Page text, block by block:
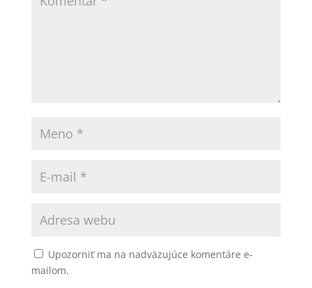
Upozorniť ma na nadväzujúce komentáre e-
mailom.